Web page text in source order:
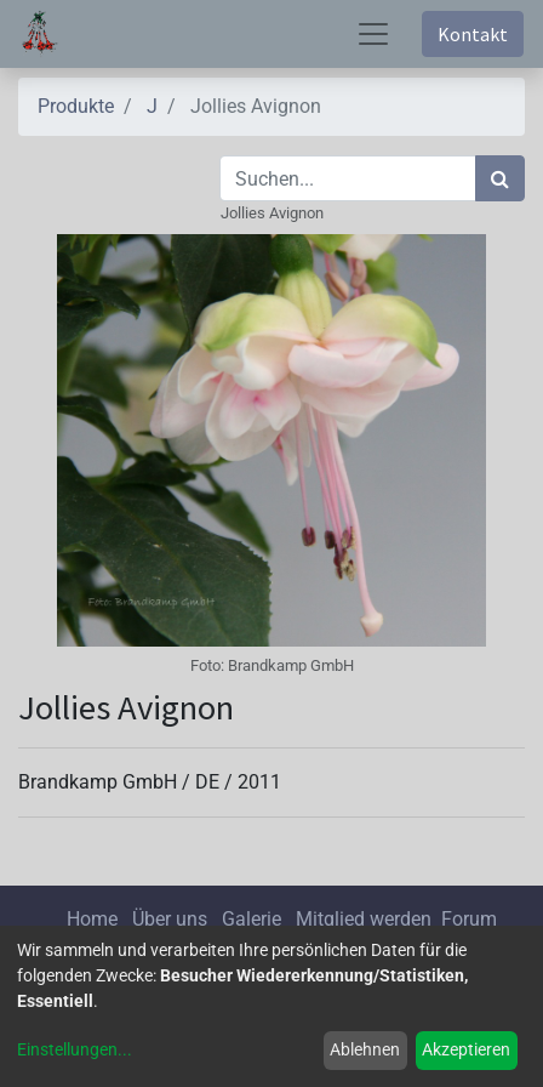
Kontakt
Produkte J Jollies Avignon
Jollies Avignon
Foto: Brandkamp GmbH
Jollies Avignon
Brandkamp GmbH / DE / 2011
Home Über uns Galerie Mitglied werden Forum
Impressum Datenschutz
Wir sammeln und verarbeiten Ihre persönlichen Daten für die
folgenden Zwecke: Besucher Wiedererkennung/Statistiken,
Essentiell .
Einstellungen... Ablehnen Akzeptieren